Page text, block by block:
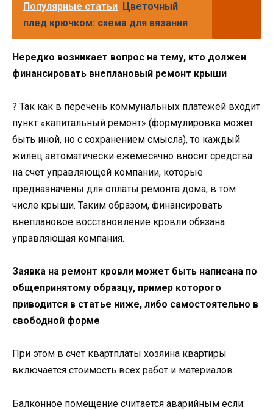
Популярные статьи Цветочный
плед крючком: схема для вязания
Нередко возникает вопрос на тему, кто должен
финансировать внеплановый ремонт крыши
? Так как в перечень коммунальных платежей входит
пункт «капитальный ремонт» (формулировка может
быть иной, но с сохранением смысла), то каждый
жилец автоматически ежемесячно вносит средства
на счет управляющей компании, которые
предназначены для оплаты ремонта дома, в том
числе крыши. Таким образом, финансировать
внеплановое восстановление кровли обязана
управляющая компания.
Заявка на ремонт кровли может быть написана по
общепринятому образцу, пример которого
приводится в статье ниже, либо самостоятельно в
свободной форме
При этом в счет квартплаты хозяина квартиры
включается стоимость всех работ и материалов.
Балконное помещение считается аварийным если: